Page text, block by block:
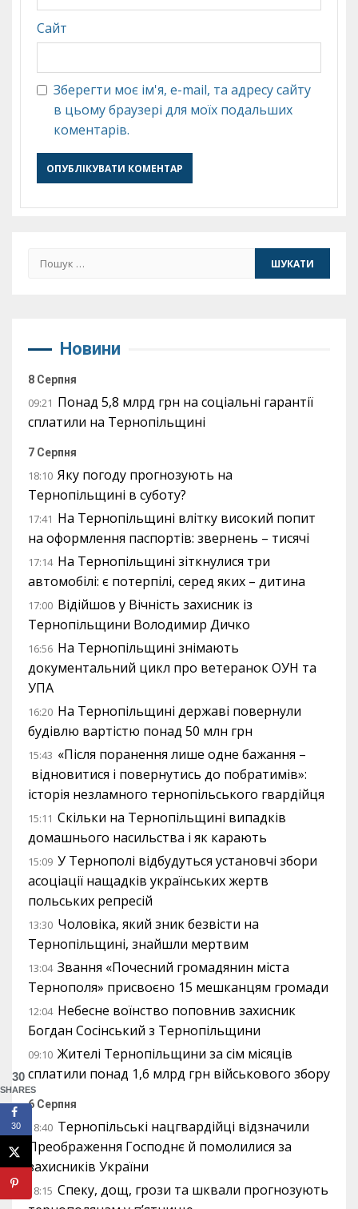
Сайт
Зберегти моє ім'я, e-mail, та адресу сайту
в цьому браузері для моїх подальших
коментарів.
Пошук:
Новини
8 Серпня
09:21 Понад 5,8 млрд грн на соціальні гарантії
сплатили на Тернопільщині
7 Серпня
18:10 Яку погоду прогнозують на
Тернопільщині в суботу?
17:41 На Тернопільщині влітку високий попит
на оформлення паспортів: звернень – тисячі
17:14 На Тернопільщині зіткнулися три
автомобілі: є потерпілі, серед яких – дитина
17:00 Відійшов у Вічність захисник із
Тернопільщини Володимир Дичко
16:56 На Тернопільщині знімають
документальний цикл про ветеранок ОУН та
УПА
16:20 На Тернопільщині державі повернули
будівлю вартістю понад 50 млн грн
15:43 «Після поранення лише одне бажання –
відновитися і повернутись до побратимів»:
історія незламного тернопільського гвардійця
15:11 Скільки на Тернопільщині випадків
домашнього насильства і як карають
15:09 У Тернополі відбудуться установчі збори
асоціації нащадків українських жертв
польських репресій
13:30 Чоловіка, який зник безвісти на
Тернопільщині, знайшли мертвим
13:04 Звання «Почесний громадянин міста
Тернополя» присвоєно 15 мешканцям громади
12:04 Небесне воїнство поповнив захисник
Богдан Сосінський з Тернопільщини
09:10 Жителі Тернопільщини за сім місяців
сплатили понад 1,6 млрд грн військового збору
6 Серпня
18:40 Тернопільські нацгвардійці відзначили
Преображення Господнє й помолилися за
захисників України
18:15 Спеку, дощ, грози та шквали прогнозують
30
SHARES
30